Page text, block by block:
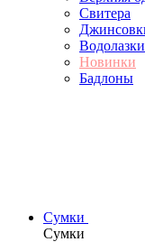
Свитера
Водолазки
Новинки
Бадлоны
Сумки
Сумки